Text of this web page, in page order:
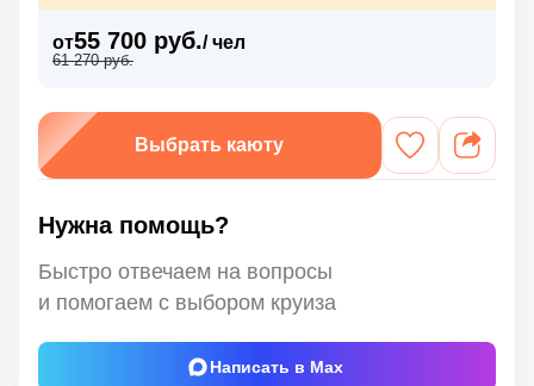
от55 700 руб./ чел
61 270 руб.
Выбрать каюту
Нужна помощь?
Быстро отвечаем на вопросы
и помогаем с выбором круиза
Написать в Max